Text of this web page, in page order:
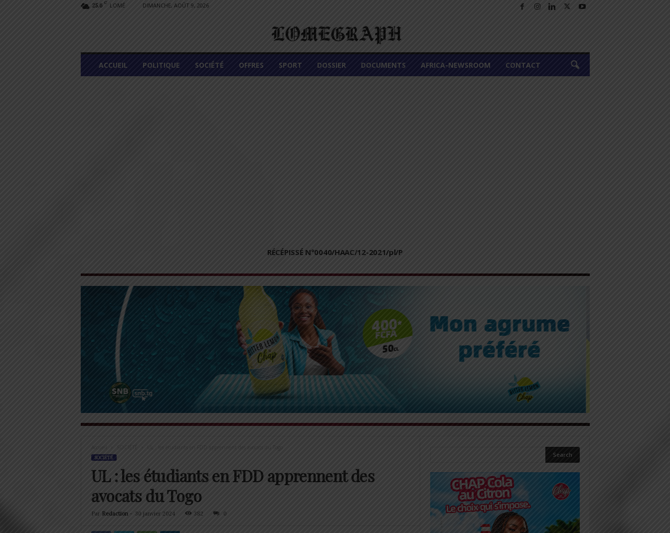
25.6 C LOMÉ DIMANCHE, AOÛT 9, 2026
L
M
ACCUEIL POLITIQUE SOCIÉTÉ OFFRES SPORT DOSSIER DOCUMENTS AFRICA-NEWSROOM CONTACT
RÉCÉPISSÉ N°0040/HAAC/12-2021/pl/P
Accueil UL : les étudiants en FDD apprennent des avocats du Togo
SOCIÉTÉ
UL : les étudiants en FDD apprennent des
avocats du Togo
Par Redaction- 30 janvier 2024 382 0